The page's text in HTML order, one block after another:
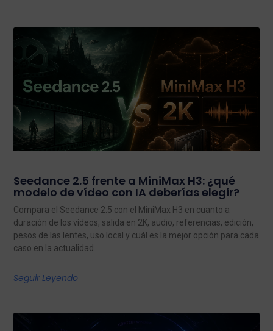
Seedance 2.5 frente a MiniMax H3: ¿qué
modelo de vídeo con IA deberías elegir?
Compara el Seedance 2.5 con el MiniMax H3 en cuanto a
duración de los vídeos, salida en 2K, audio, referencias, edición,
pesos de las lentes, uso local y cuál es la mejor opción para cada
caso en la actualidad.
Seguir Leyendo